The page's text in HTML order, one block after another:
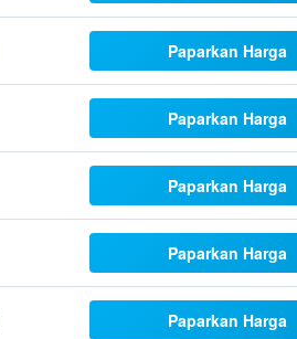
Paparkan Harga
Paparkan Harga
Paparkan Harga
Paparkan Harga
Paparkan Harga